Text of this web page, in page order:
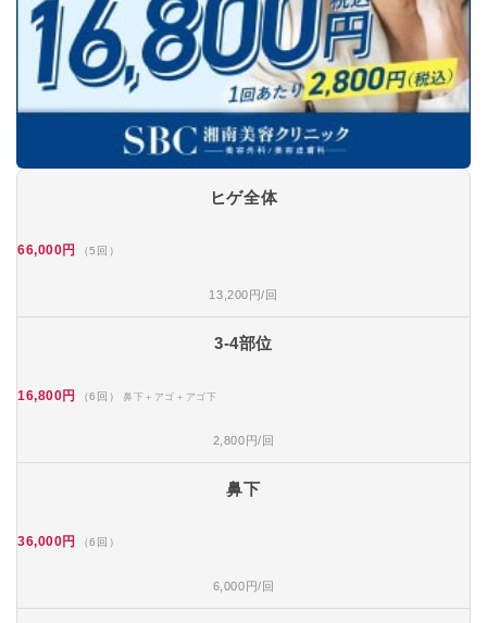
ヒゲ全体
66,000円 （5回）
13,200円/回
3-4部位
16,800円 （6回） 鼻下＋アゴ＋アゴ下
2,800円/回
鼻下
36,000円 （6回）
6,000円/回